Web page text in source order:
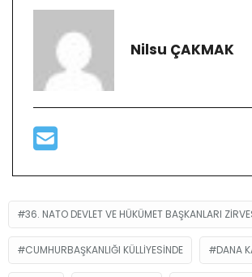
Nilsu ÇAKMAK
36. NATO DEVLET VE HÜKÜMET BAŞKANLARI
CUMHURBAŞKANLIĞI KÜLLIYESINDE DANA